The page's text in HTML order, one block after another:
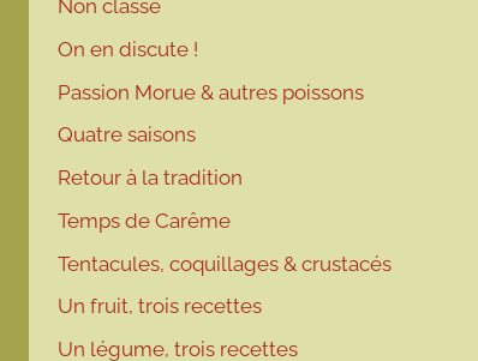
Non classé
On en discute !
Passion Morue & autres poissons
Quatre saisons
Retour à la tradition
Temps de Carême
Tentacules, coquillages & crustacés
Un fruit, trois recettes
Un légume, trois recettes